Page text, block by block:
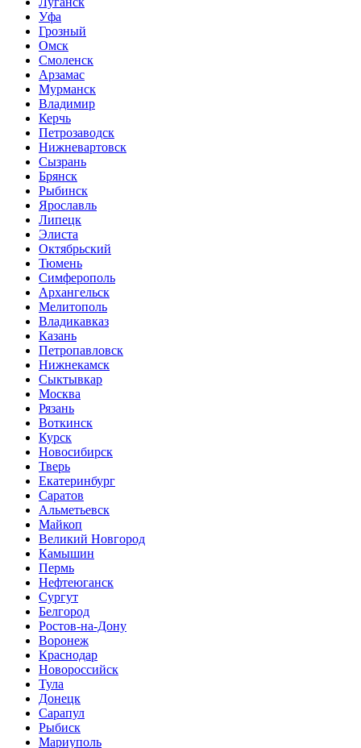
Уфа
Грозный
Омск
Смоленск
Арзамас
Мурманск
Владимир
Керчь
Петрозаводск
Нижневартовск
Сызрань
Брянск
Рыбинск
Ярославль
Липецк
Элиста
Октябрьский
Тюмень
Симферополь
Архангельск
Мелитополь
Владикавказ
Казань
Петропавловск
Нижнекамск
Сыктывкар
Москва
Рязань
Воткинск
Курск
Новосибирск
Тверь
Екатеринбург
Саратов
Альметьевск
Майкоп
Великий Новгород
Камышин
Пермь
Нефтеюганск
Сургут
Белгород
Ростов-на-Дону
Воронеж
Краснодар
Новороссийск
Тула
Донецк
Сарапул
Рыбиск
Мариуполь